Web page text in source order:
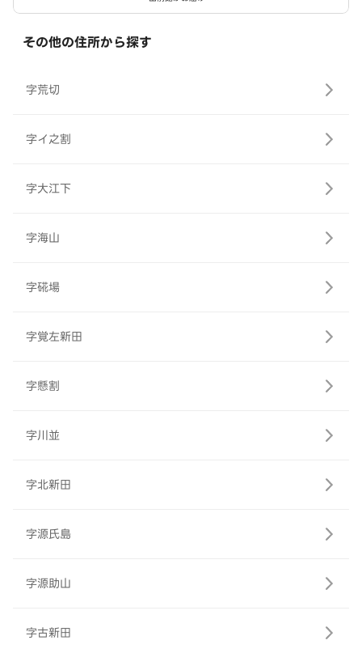
その他の住所から探す
字荒切
字イ之割
字大江下
字海山
字硴場
字覚左新田
字懸割
字川並
字北新田
字源氏島
字源助山
字古新田